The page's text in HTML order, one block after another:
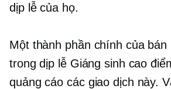
dịp lễ của họ.
Một thành phần chính của
trong dịp lễ Giáng sinh cao
quảng cáo các giao dịch này.